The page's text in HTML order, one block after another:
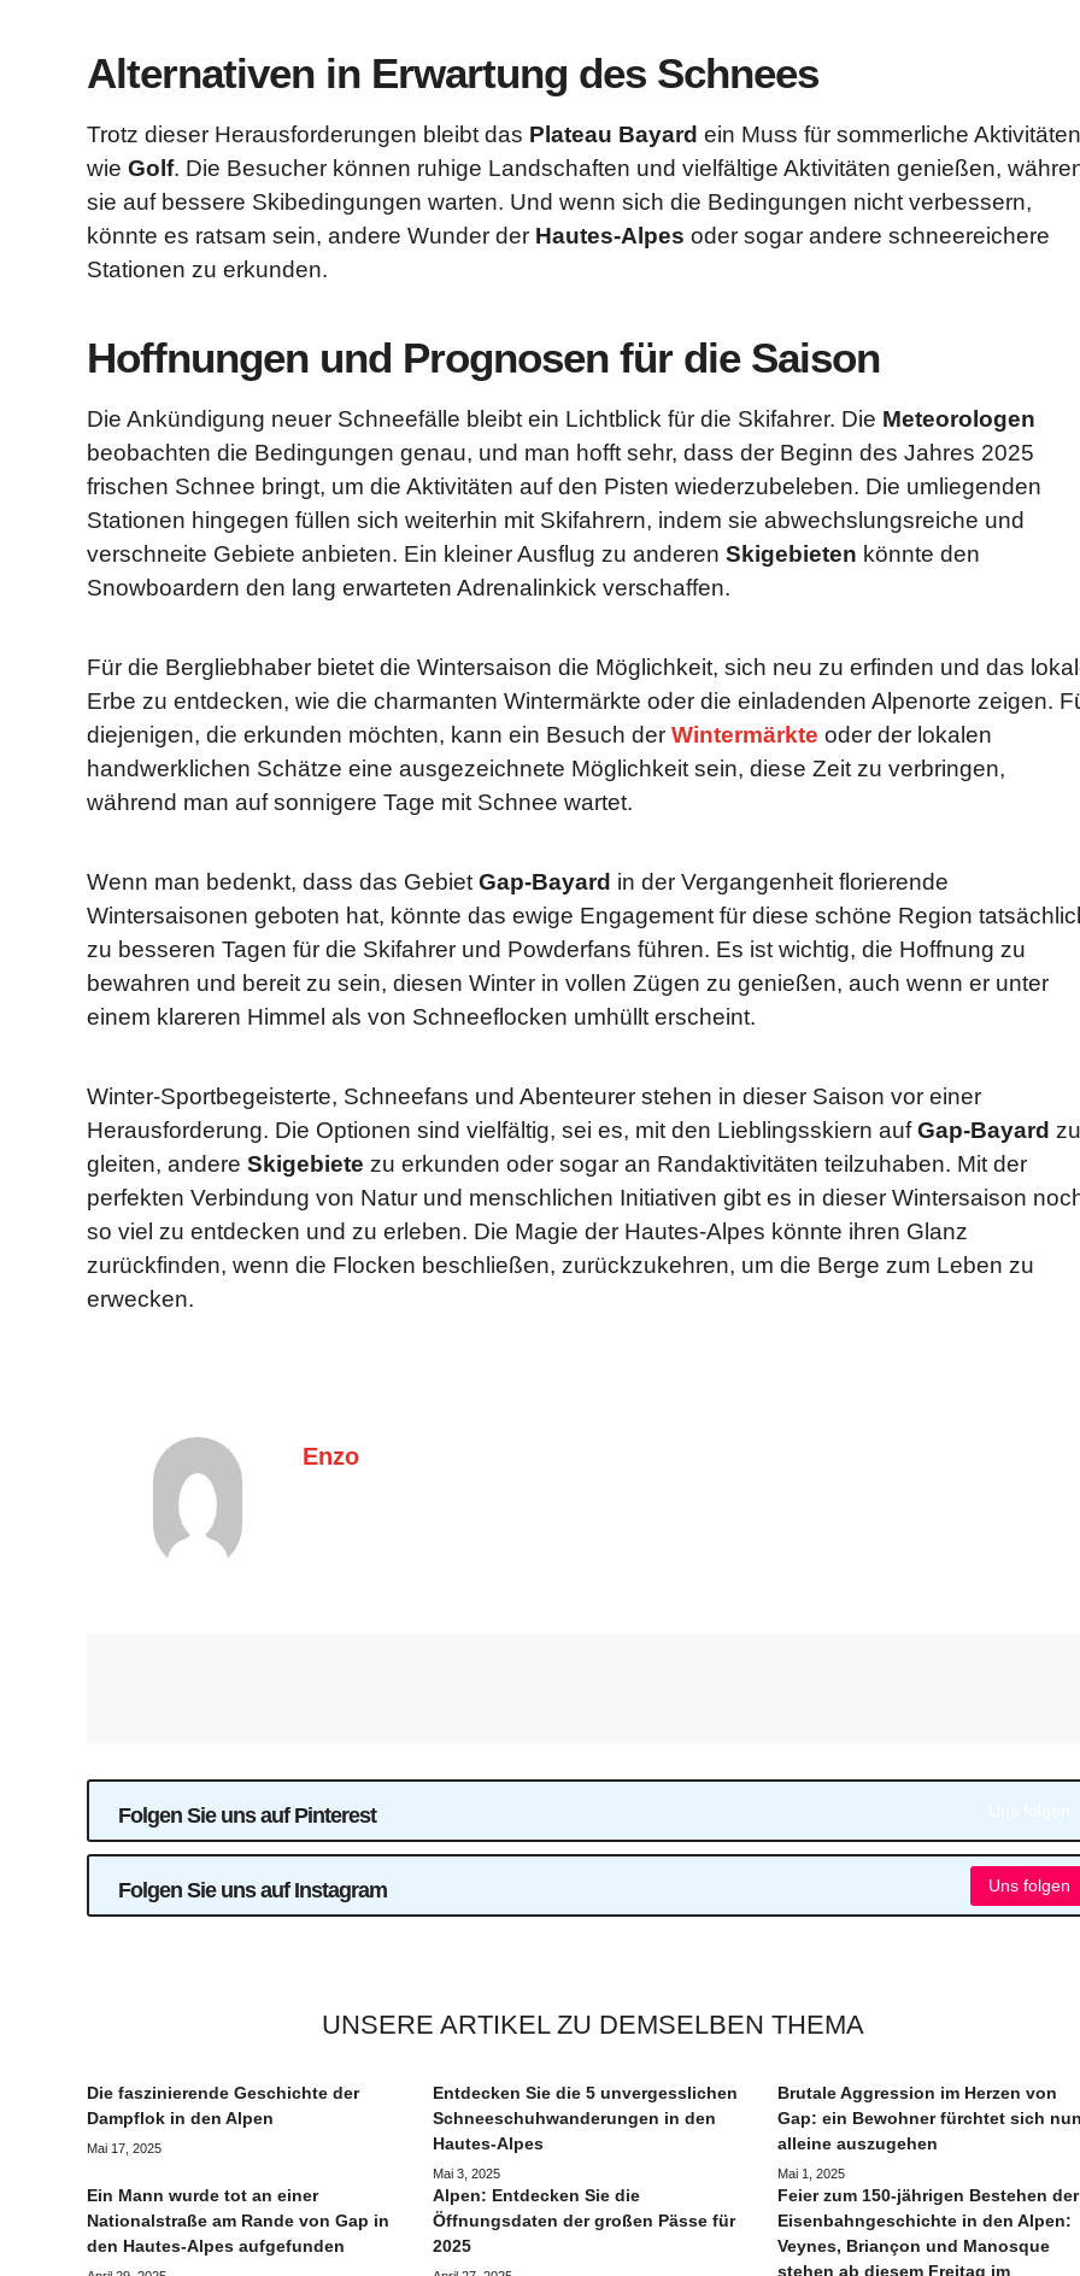
Alternativen in Erwartung des Schnees
Trotz dieser Herausforderungen bleibt das Plateau Bayard ein Muss für sommerliche Aktivitäten
wie Golf. Die Besucher können ruhige Landschaften und vielfältige Aktivitäten genießen,
sie auf bessere Skibedingungen warten. Und wenn sich die Bedingungen nicht verbessern,
könnte es ratsam sein, andere Wunder der Hautes-Alpes oder sogar andere schneereichere
Stationen zu erkunden.
Hoffnungen und Prognosen für die Saison
Die Ankündigung neuer Schneefälle bleibt ein Lichtblick für die Skifahrer. Die Meteorologen
beobachten die Bedingungen genau, und man hofft sehr, dass der Beginn des Jahres 2025
frischen Schnee bringt, um die Aktivitäten auf den Pisten wiederzubeleben. Die umliegenden
Stationen hingegen füllen sich weiterhin mit Skifahrern, indem sie abwechslungsreiche und
verschneite Gebiete anbieten. Ein kleiner Ausflug zu anderen Skigebieten könnte den
Snowboardern den lang erwarteten Adrenalinkick verschaffen.
Für die Bergliebhaber bietet die Wintersaison die Möglichkeit, sich neu zu erfinden und das
Erbe zu entdecken, wie die charmanten Wintermärkte oder die einladenden Alpenorte zeigen.
diejenigen, die erkunden möchten, kann ein Besuch der Wintermärkte oder der lokalen
handwerklichen Schätze eine ausgezeichnete Möglichkeit sein, diese Zeit zu verbringen,
während man auf sonnigere Tage mit Schnee wartet.
Wenn man bedenkt, dass das Gebiet Gap-Bayard in der Vergangenheit florierende
Wintersaisonen geboten hat, könnte das ewige Engagement für diese schöne Region
zu besseren Tagen für die Skifahrer und Powderfans führen. Es ist wichtig, die Hoffnung zu
bewahren und bereit zu sein, diesen Winter in vollen Zügen zu genießen, auch wenn er unter
einem klareren Himmel als von Schneeflocken umhüllt erscheint.
Winter-Sportbegeisterte, Schneefans und Abenteurer stehen in dieser Saison vor einer
Herausforderung. Die Optionen sind vielfältig, sei es, mit den Lieblingsskiern aufGap-Bayard zu
gleiten, andere Skigebiete zu erkunden oder sogar an Randaktivitäten teilzuhaben. Mit der
perfekten Verbindung von Natur und menschlichen Initiativen gibt es in dieser Wintersaison
so viel zu entdecken und zu erleben. Die Magie der Hautes-Alpes könnte ihren Glanz
zurückfinden, wenn die Flocken beschließen, zurückzukehren, um die Berge zum Leben zu
erwecken.
Enzo
Folgen Sie uns auf Pinterest
Folgen Sie uns auf Instagram Uns folgen
UNSERE ARTIKEL ZU DEMSELBEN THEMA
Die faszinierende Geschichte der
Dampflok in den Alpen
Mai 17, 2025
Entdecken Sie die 5 unvergesslichen
Schneeschuhwanderungen in den
Hautes-Alpes
Mai 3, 2025
Brutale Aggression im Herzen von
Gap: ein Bewohner fürchtet sich
alleine auszugehen
Mai 1, 2025
Ein Mann wurde tot an einer
Nationalstraße am Rande von Gap in
den Hautes-Alpes aufgefunden
Alpen: Entdecken Sie die
Öffnungsdaten der großen Pässe für
2025
Feier zum 150-jährigen Bestehen der
Eisenbahngeschichte in den Alpen:
Veynes, Briançon und Manosque
stehen ab diesem Freitag im